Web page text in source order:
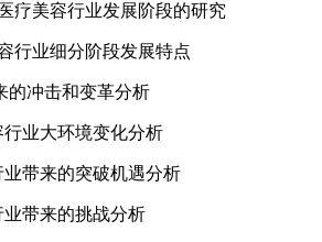
容行业发展阶段的研究
业细分阶段发展特点
冲击和变革分析
大环境变化分析
来的突破机遇分析
来的挑战分析